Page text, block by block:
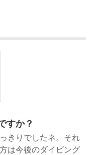
すか？
きりでしたネ。それ
は今後のダイビング